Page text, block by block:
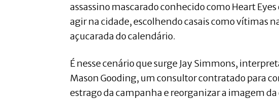
assassino mascarado conhecido como Heart Eyes
agir na cidade, escolhendo casais como vítimas
açucarada do calendário.
É nesse cenário que surge Jay Simmons,
Mason Gooding, um consultor contratado para
estrago da campanha e reorganizar a imagem da